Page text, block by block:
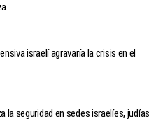
israelí agravaría la crisis en el
la seguridad en sedes israelíes, judías